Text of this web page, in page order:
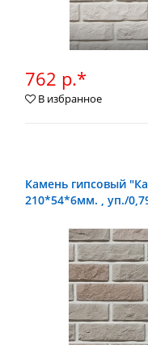
762 р.*
В избранное
Камень гипсовый
210*54*6мм. , уп./